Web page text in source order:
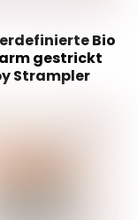
Bio
gestrickt
Strampler